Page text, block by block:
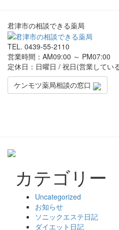
君津市の相談できる薬局
TEL. 0439-55-2110
営業時間：AM09:00 ～ PM07:00
定休日：日曜日 / 祝日(営業してい
ケンモツ薬局相談の窓口
カテゴリー
Uncategorized
お知らせ
ソニックエステ日記
ダイエット日記